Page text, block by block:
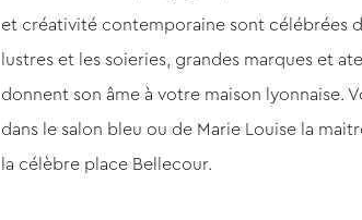
et créativité contemporaine sont célébrées
lustres et les soieries, grandes marques et
donnent son âme à votre maison lyonnaise.
dans le salon bleu ou de Marie Louise la
la célèbre place Bellecour.